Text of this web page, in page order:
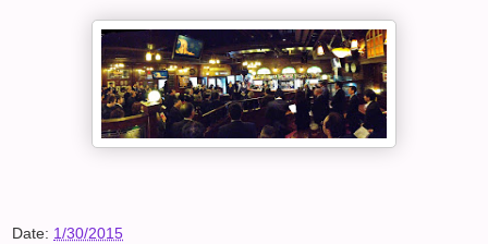
Date: 1/30/2015